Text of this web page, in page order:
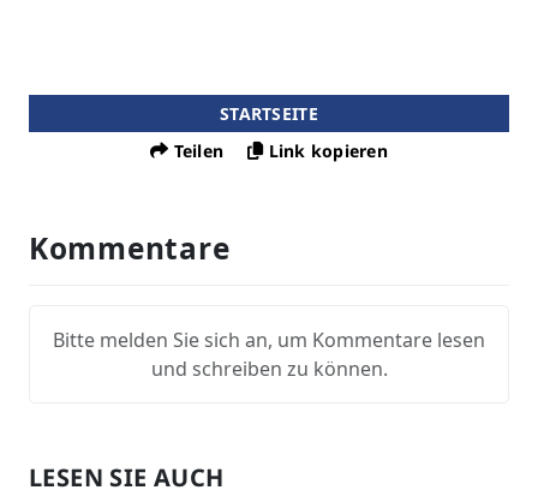
STARTSEITE
Teilen
Link kopieren
Kommentare
Bitte melden Sie sich an, um Kommentare lesen
und schreiben zu können.
LESEN SIE AUCH